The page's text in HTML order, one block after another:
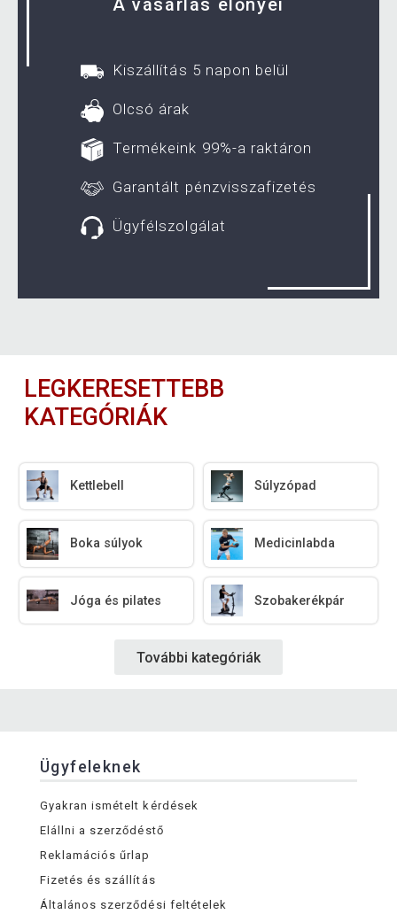
A vásárlás előnyei
Kiszállítás 5 napon belül
Olcsó árak
Termékeink 99%-a raktáron
Garantált pénzvisszafizetés
Ügyfélszolgálat
LEGKERESETTEBB
KATEGÓRIÁK
Kettlebell Súlyzópad
Boka súlyok Medicinlabda
Jóga és pilates Szobakerékpár
További kategóriák
Ügyfeleknek
Gyakran ismételt kérdések
Elállni a szerződéstő
Reklamációs űrlap
Fizetés és szállítás
Általános szerződési feltételek